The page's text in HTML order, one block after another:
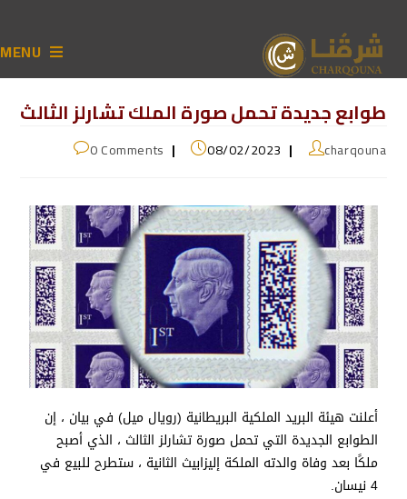
MENU
طوابع جديدة تحمل صورة الملك تشارلز الثالث
charqouna
08/02/2023
0 Comments
أعلنت هيئة البريد الملكية البريطانية (رويال ميل) في بيان ، إن
الطوابع الجديدة التي تحمل صورة تشارلز الثالث ، الذي أصبح
ملكًا بعد وفاة والدته الملكة إليزابيث الثانية ، ستطرح للبيع في
4 نيسان.